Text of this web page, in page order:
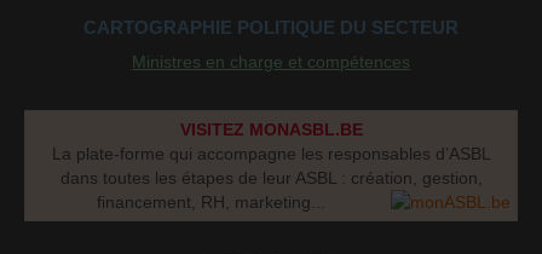
CARTOGRAPHIE POLITIQUE DU SECTEUR
Ministres en charge et compétences
VISITEZ MONASBL.BE
La plate-forme qui accompagne les responsables d’ASBL
dans toutes les étapes de leur ASBL : création, gestion,
financement, RH, marketing...